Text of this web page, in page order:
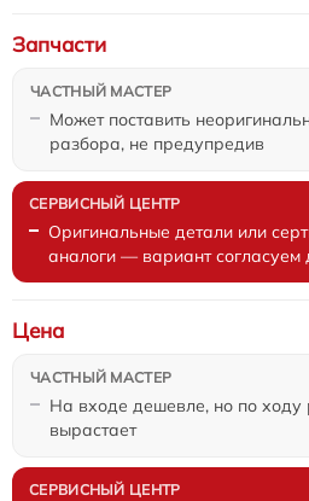
Может поставить
разбора, не предупредив
Запчасти
Оригинальные детали или
аналоги — вариант согласуем
На входе дешевле, но по ходу
вырастает
Цена